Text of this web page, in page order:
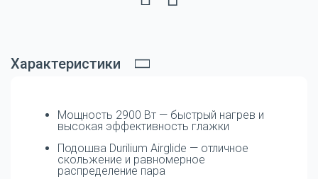
Характеристики
Мощность 2900 Вт — быстрый нагрев и
высокая эффективность глажки
Подошва Durilium Airglide — отличное
скольжение и равномерное
распределение пара